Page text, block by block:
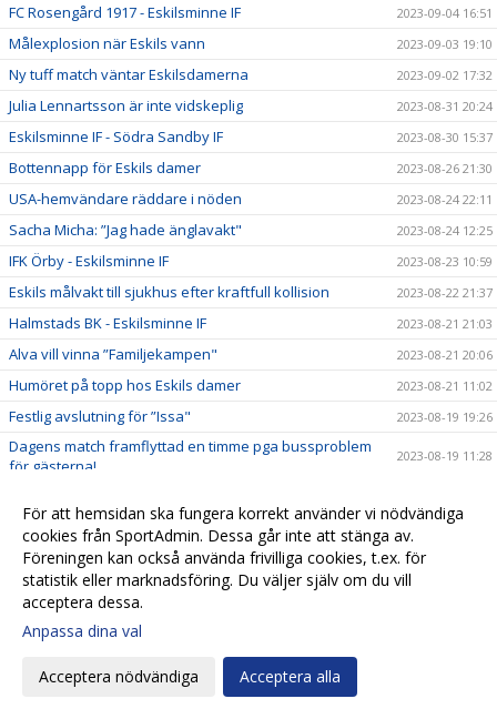
FC Rosengård 1917 - Eskilsminne IF 2023-09-04 16:51
Målexplosion när Eskils vann 2023-09-03 19:10
Ny tuff match väntar Eskilsdamerna 2023-09-02 17:32
Julia Lennartsson är inte vidskeplig 2023-08-31 20:24
Eskilsminne IF - Södra Sandby IF 2023-08-30 15:37
Bottennapp för Eskils damer 2023-08-26 21:30
USA-hemvändare räddare i nöden 2023-08-24 22:11
Sacha Micha: ”Jag hade änglavakt" 2023-08-24 12:25
IFK Örby - Eskilsminne IF 2023-08-23 10:59
Eskils målvakt till sjukhus efter kraftfull kollision 2023-08-22 21:37
Halmstads BK - Eskilsminne IF 2023-08-21 21:03
Alva vill vinna ”Familjekampen" 2023-08-21 20:06
Humöret på topp hos Eskils damer 2023-08-21 11:02
Festlig avslutning för ”Issa" 2023-08-19 19:26
Dagens match framflyttad en timme pga bussproblem
för gästerna!
2023-08-19 11:28
”Issa” vill ha revansch på Ljungskile 2023-08-18 09:57
Eskilsminne IF - Ljungskile SK 2023-08-17 13:31
Övertygande cupseger för Eskilsdamerna 2023-08-16 23:25
Ny talang debuterar i cupen mot Värnamo
Eskils höststartade med seger
För att hemsidan ska fungera korrekt använder vi nödvändiga
cookies från SportAdmin. Dessa går inte att stänga av.
Föreningen kan också använda frivilliga cookies, t.ex. för
statistik eller marknadsföring. Du väljer själv om du vill
acceptera dessa.
Anpassa dina val
Acceptera nödvändiga Acceptera alla